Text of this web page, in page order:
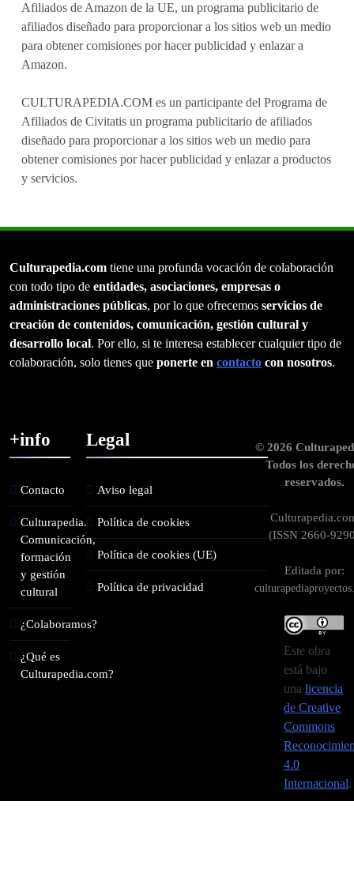
Afiliados de Amazon de la UE, un programa publicitario de
afiliados diseñado para proporcionar a los sitios web un medio
para obtener comisiones por hacer publicidad y enlazar a
Amazon.
CULTURAPEDIA.COM es un participante del Programa de
Afiliados de Civitatis un programa publicitario de afiliados
diseñado para proporcionar a los sitios web un medio para
obtener comisiones por hacer publicidad y enlazar a productos
y servicios.
Culturapedia.com tiene una profunda vocación de colaboración
con todo tipo de entidades, asociaciones, empresas o
administraciones públicas, por lo que ofrecemos servicios de
creación de contenidos, comunicación, gestión cultural y
desarrollo local. Por ello, si te interesa establecer cualquier tipo de
colaboración, solo tienes que ponerte en contacto con nosotros.
+info
Contacto
Culturapedia.
Comunicación,
formación
y gestión
cultural
¿Colaboramos?
¿Qué es
Culturapedia.com?
Legal
Aviso legal
Política de cookies
Política de cookies (UE)
Política de privacidad
© 2026
Todos los
reservados.
(ISSN 2660-
Editada por:
Este obra
está bajo
unalicencia
de Creative
Commons
4.0
Internacional.